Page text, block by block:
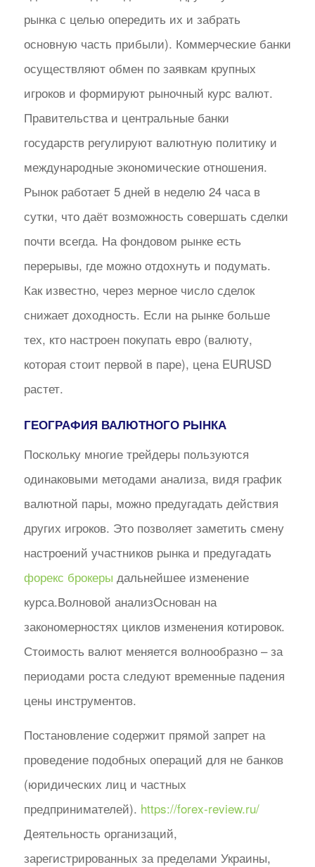
рынка с целью опередить их и забрать
основную часть прибыли). Коммерческие банки
осуществляют обмен по заявкам крупных
игроков и формируют рыночный курс валют.
Правительства и центральные банки
государств регулируют валютную политику и
международные экономические отношения.
Рынок работает 5 дней в неделю 24 часа в
сутки, что даёт возможность совершать сделки
почти всегда. На фондовом рынке есть
перерывы, где можно отдохнуть и подумать.
Как известно, через мерное число сделок
снижает доходность. Если на рынке больше
тех, кто настроен покупать евро (валюту,
которая стоит первой в паре), цена EURUSD
растет.
ГЕОГРАФИЯ ВАЛЮТНОГО РЫНКА
Поскольку многие трейдеры пользуются
одинаковыми методами анализа, видя график
валютной пары, можно предугадать действия
других игроков. Это позволяет заметить смену
настроений участников рынка и предугадать
форекс брокеры дальнейшее изменение
курса.Волновой анализОснован на
закономерностях циклов изменения котировок.
Стоимость валют меняется волнообразно – за
периодами роста следуют временные падения
цены инструментов.
Постановление содержит прямой запрет на
проведение подобных операций для не банков
(юридических лиц и частных
предпринимателей). https://forex-review.ru/
Деятельность организаций,
зарегистрированных за пределами Украины,